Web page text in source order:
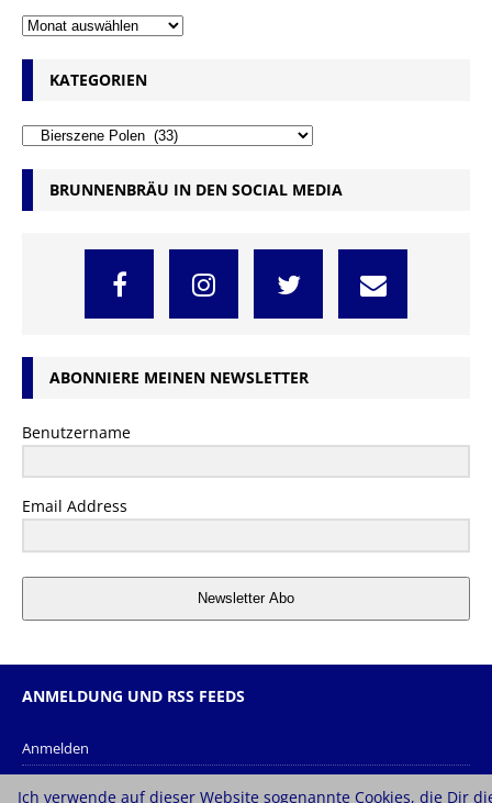
KATEGORIEN
BRUNNENBRÄU IN DEN SOCIAL MEDIA
ABONNIERE MEINEN NEWSLETTER
Benutzername
Email Address
Newsletter Abo
ANMELDUNG UND RSS FEEDS
Anmelden
Ich verwende auf dieser Website sogenannte Cookies, die Dir